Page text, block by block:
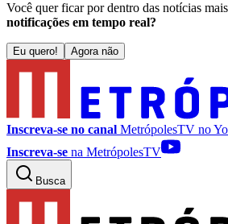
Você quer ficar por dentro das notícias
notificações em tempo real?
Eu quero! Agora não
Inscreva-se no canal MetrópolesTV no
Inscreva-se na MetrópolesTV
Busca